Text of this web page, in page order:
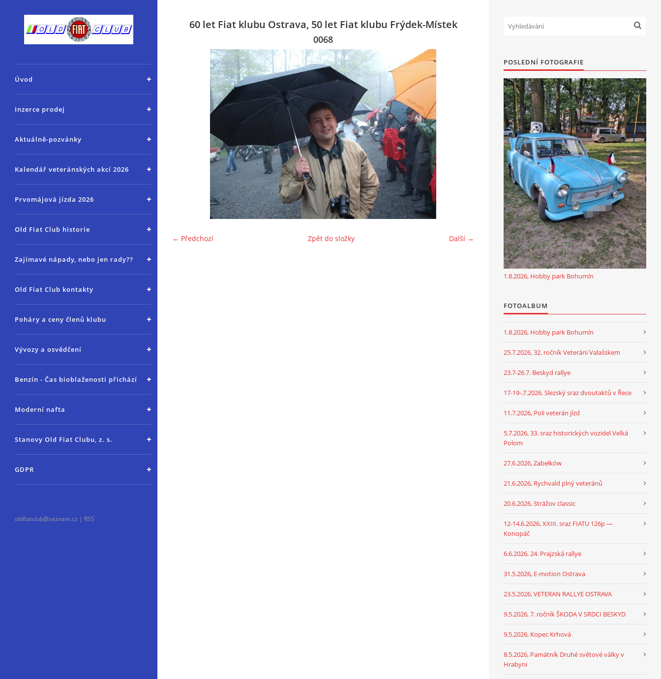
Úvod
Inzerce prodej
Aktuálně-pozvánky
Kalendář veteránských akcí 2026
Prvomájová jízda 2026
Old Fiat Club historie
Zajímavé nápady, nebo jen rady??
Old Fiat Club kontakty
Poháry a ceny členů klubu
Vývozy a osvědčení
Benzín - Čas bioblaženosti přichází
Moderní nafta
Stanovy Old Fiat Clubu, z. s.
GDPR
oldfiatclub@seznam.cz | RSS
60 let Fiat klubu Ostrava, 50 let Fiat klubu Frýdek-Místek
0068
← Předchozí Další →
Zpět do složky
POSLEDNÍ FOTOGRAFIE
1.8.2026, Hobby park Bohumín
FOTOALBUM
1.8.2026, Hobby park Bohumín
25.7.2026, 32. ročník Veteráni Valašskem
23.7-26.7. Beskyd rallye
17-19-.7.2026, Slezský sraz dvoutaktů v Řece
11.7.2026, Poli veterán jízd
5.7.2026, 33. sraz historických vozidel Velká
Polom
27.6.2026, Zabełków
21.6.2026, Rychvald plný veteránů
20.6.2026, Strážov classic
12-14.6.2026, XXIII. sraz FIATU 126p —
Konopáč
6.6.2026, 24. Prajzská rallye
31.5.2026, E-motion Ostrava
23.5.2026, VETERAN RALLYE OSTRAVA
9.5.2026, 7. ročník ŠKODA V SRDCI BESKYD
9.5.2026, Kopec Krhová
8.5.2026, Památník Druhé světové války v
Hrabyni